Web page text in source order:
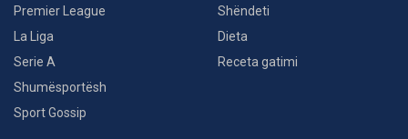
Premier League
La Liga
Serie A
Shumësportësh
Sport Gossip
Shëndeti
Dieta
Receta gatimi